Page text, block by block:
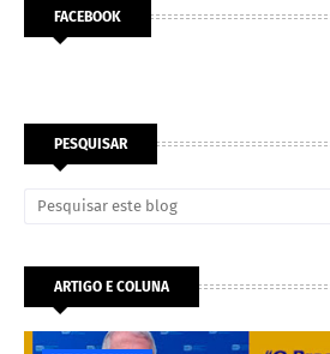
FACEBOOK
PESQUISAR
ARTIGO E COLUNA